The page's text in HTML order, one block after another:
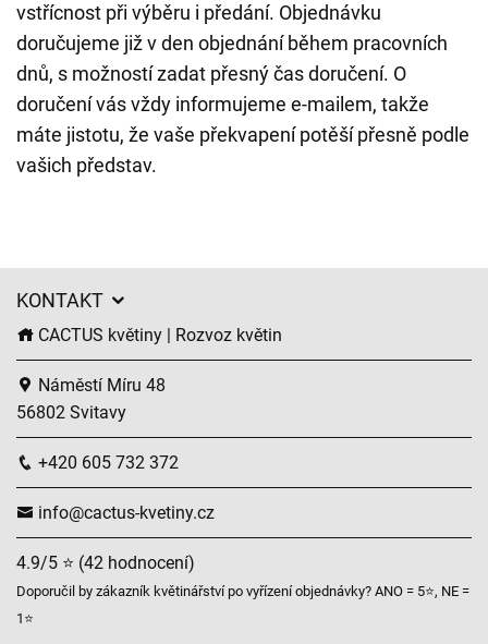
vstřícnost při výběru i předání. Objednávku
doručujeme již v den objednání během pracovních
dnů, s možností zadat přesný čas doručení. O
doručení vás vždy informujeme e-mailem, takže
máte jistotu, že vaše překvapení potěší přesně podle
vašich představ.
KONTAKT
CACTUS květiny | Rozvoz květin
Náměstí Míru 48
56802 Svitavy
+420 605 732 372
info@cactus-kvetiny.cz
4.9/5 ⭐ (42 hodnocení)
Doporučil by zákazník květinářství po vyřízení objednávky? ANO = 5⭐, NE =
1⭐